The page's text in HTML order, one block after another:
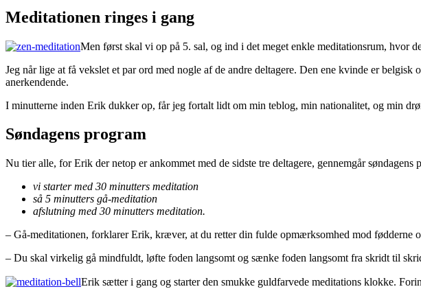
Meditationen ringes i gang
Men først skal vi op på 5. sal, og ind i det meget enkle meditationsrum, hvor
Jeg når lige at få vekslet et par ord med nogle af de andre deltagere. Den ene kvinde er
anerkendende.
I minutterne inden Erik dukker op, får jeg fortalt lidt om min teblog, min nationalitet, og min
Søndagens program
Nu tier alle, for Erik der netop er ankommet med de sidste tre deltagere, gennemgår søndagens
vi starter med 30 minutters meditation
så 5 minutters gå-meditation
afslutning med 30 minutters meditation.
– Gå-meditationen, forklarer Erik, kræver, at du retter din fulde opmærksomhed mod fødderne
– Du skal virkelig gå mindfuldt, løfte foden langsomt og sænke foden langsomt fra skridt til
Erik sætter i gang og starter den smukke guldfarvede meditations klokke.